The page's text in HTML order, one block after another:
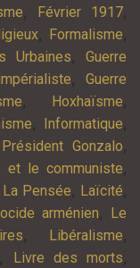
, Février 1917,
, Formalisme,
Urbaines,Guerre
,Guerre
, Hoxhaïsme,
, Informatique,
Gonzalo,
et le communiste,
La Pensée, Laïcité,
arménien,
Le
, Libéralisme,
, Livre des morts,